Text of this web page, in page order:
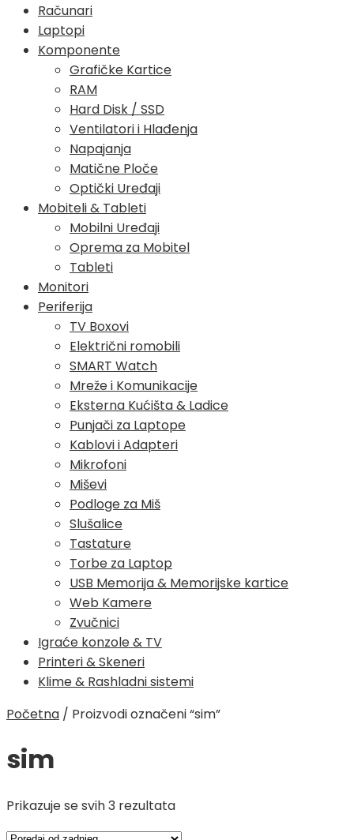
Računari
Laptopi
Komponente
Grafičke Kartice
RAM
Hard Disk / SSD
Ventilatori i Hlađenja
Napajanja
Matične Ploče
Optički Uređaji
Mobiteli & Tableti
Mobilni Uređaji
Oprema za Mobitel
Tableti
Monitori
Periferija
TV Boxovi
Električni romobili
SMART Watch
Mreže i Komunikacije
Eksterna Kućišta & Ladice
Punjači za Laptope
Kablovi i Adapteri
Mikrofoni
Miševi
Podloge za Miš
Slušalice
Tastature
Torbe za Laptop
USB Memorija & Memorijske kartice
Web Kamere
Zvučnici
Igraće konzole & TV
Printeri & Skeneri
Klime & Rashladni sistemi
Početna / Proizvodi označeni “sim”
sim
Prikazuje se svih 3 rezultataPoredano